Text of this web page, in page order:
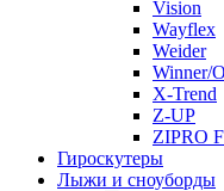
Vision
Wayflex
Weider
Winner/
X-Trend
Z-UP
ZIPRO
Гироскутеры
Лыжи и сноуборды